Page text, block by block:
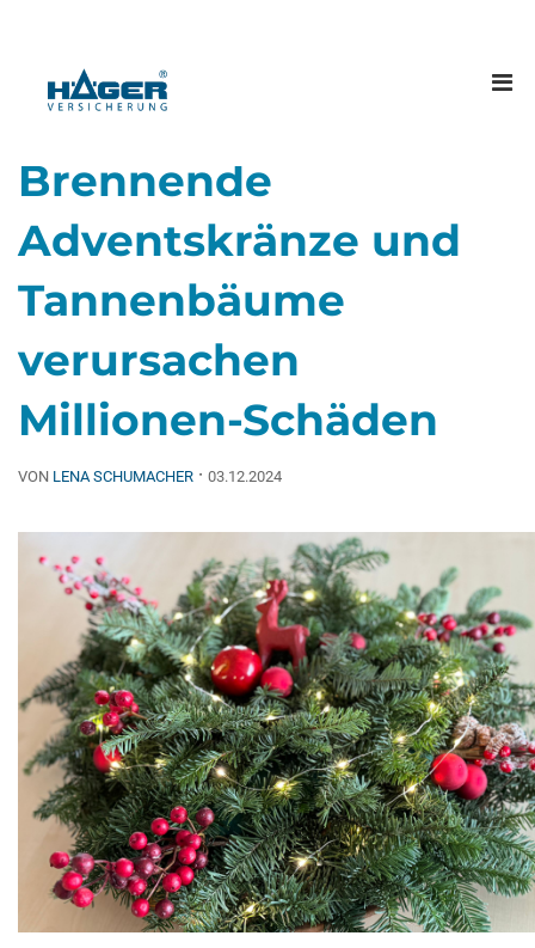
Brennende
Adventskränze und
Tannenbäume
verursachen
Millionen-Schäden
VON LENA SCHUMACHER · 03.12.2024